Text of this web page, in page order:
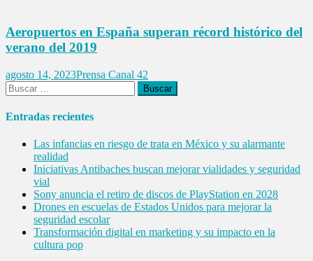
Aeropuertos en España superan récord histórico del
verano del 2019
agosto 14, 2023Prensa Canal 42
Buscar:
Entradas recientes
Las infancias en riesgo de trata en México y su alarmante
realidad
Iniciativas Antibaches buscan mejorar vialidades y seguridad
vial
Sony anuncia el retiro de discos de PlayStation en 2028
Drones en escuelas de Estados Unidos para mejorar la
seguridad escolar
Transformación digital en marketing y su impacto en la
cultura pop